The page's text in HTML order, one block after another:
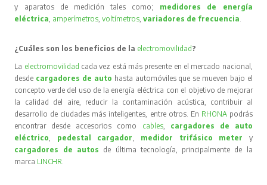
y aparatos de medición tales como; medidores de energía
eléctrica amperímetros ,voltímetros ,variadores de frecuencia
¿Cuáles son los beneficios de la electromovilidad?
La electromovilidad cada vez está más presente en el mercado nacional,
desde cargadores de auto hasta automóviles que se mueven bajo el
concepto verde del uso de la energía eléctrica con el objetivo de mejorar
la calidad del aire, reducir la contaminación acústica, contribuir al
desarrollo de ciudades más inteligentes, entre otros. En RHONA podrás
encontrar desde accesorios como cables, cargadores de auto
eléctrico
pedestal cargador medidor trifásico meter
y
cargadores de autos de última tecnología, principalmente de la
marca LINCHR